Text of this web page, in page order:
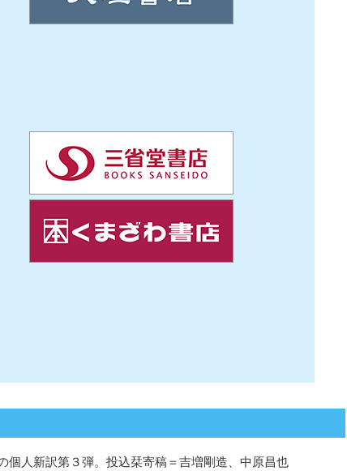
個人新訳第３弾。投込栞寄稿＝吉増剛造、中原昌也